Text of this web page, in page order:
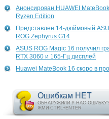
Анонсирован HUAWEI
Ryzen Edition
Представлен 14-дюймовый
ROG Zephyrus G14
ASUS ROG Magic 16 получил
RTX 3060 и 165-Гц дисплей
Huawei MateBook 16 скоро в
Ошибкам НЕТ
ОБНАРУЖИЛИ У НАС ОШИБКУ?
ЖМИ CTRL+ENTER